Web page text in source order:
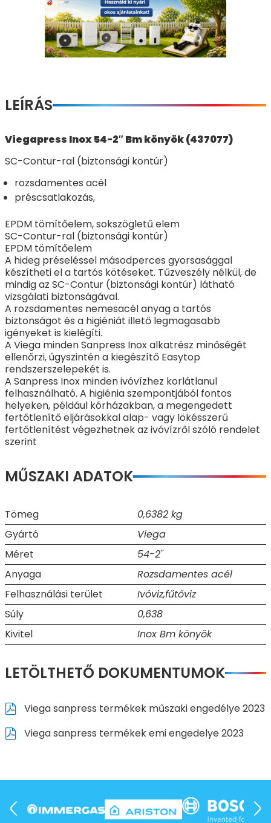
LEÍRÁS
Viegapress Inox 54-2″ Bm könyök (437077)
SC-Contur-ral (biztonsági kontúr)
rozsdamentes acél
préscsatlakozás,
EPDM tömítőelem, sokszögletű elem
SC-Contur-ral (biztonsági kontúr)
EPDM tömítőelem
A hideg préseléssel másodperces gyorsasággal
készítheti el a tartós kötéseket. Tűzveszély nélkül, de
mindig az SC-Contur (biztonsági kontúr) látható
vizsgálati biztonságával.
A rozsdamentes nemesacél anyag a tartós
biztonságot és a higiéniát illető legmagasabb
igényeket is kielégíti.
A Viega minden Sanpress Inox alkatrész minőségét
ellenőrzi, úgyszintén a kiegészítő Easytop
rendszerszelepekét is.
A Sanpress Inox minden ivóvízhez korlátlanul
felhasználható. A higiénia szempontjából fontos
helyeken, például kórházakban, a megengedett
fertőtlenítő eljárásokkal alap- vagy lökésszerű
fertőtlenítést végezhetnek az ivóvízről szóló rendelet
szerint
MŰSZAKI ADATOK
Tömeg
0,6382 kg
Gyártó
Viega
Méret
54-2"
Anyaga
Rozsdamentes acél
Felhasználási terület
Ivóviz,fűtőviz
Súly
0,638
Kivitel
Inox Bm könyök
LETÖLTHETŐ DOKUMENTUMOK
Viega sanpress termékek műszaki engedélye 2023
Viega sanpress termékek emi engedelye 2023